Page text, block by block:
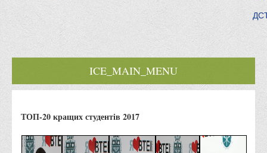
ICE_MAIN_MENU
Історія інституту
Інститут сьогодні
ТОП-20 кращих студентів 2017